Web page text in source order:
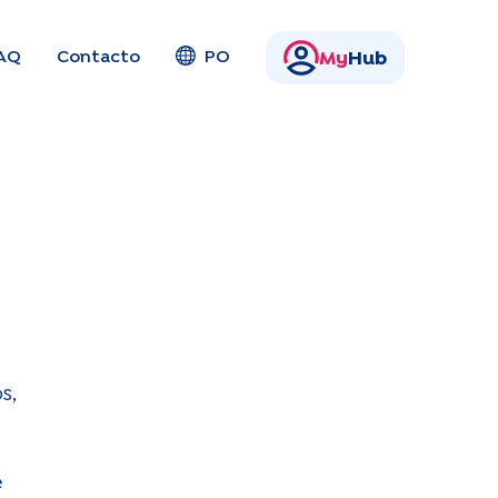
Contacto PO My Hub